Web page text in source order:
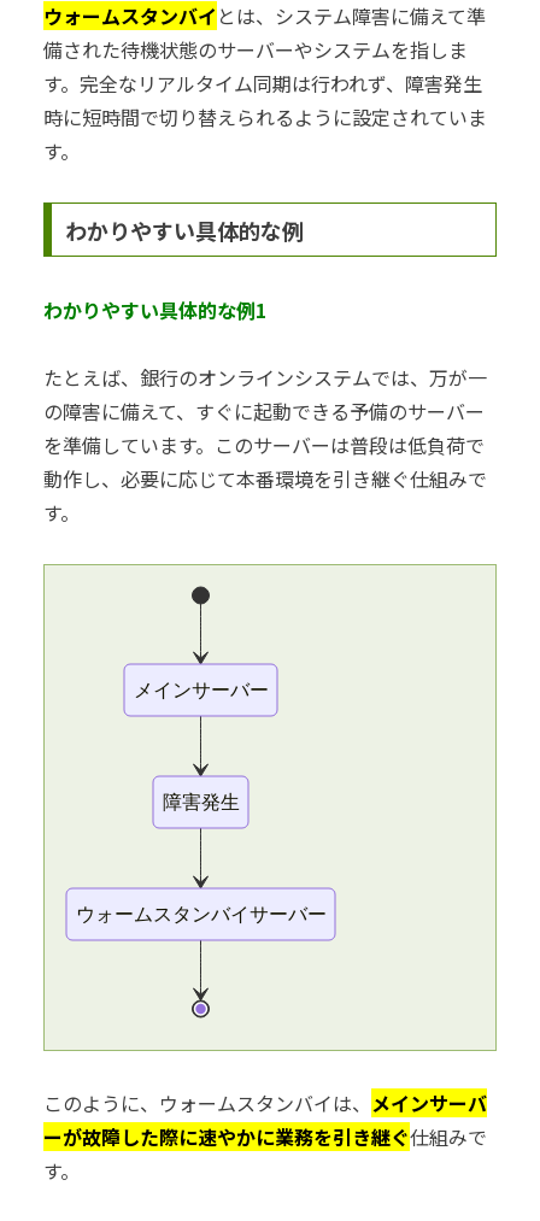
ウォームスタンバイ とは、システム障害に備えて準
備された待機状態のサーバーやシステムを指しま
す。完全なリアルタイム同期は行われず、障害発生
時に短時間で切り替えられるように設定されていま
す。
わかりやすい具体的な例
わかりやすい具体的な例1
たとえば、銀行のオンラインシステムでは、万が一
の障害に備えて、すぐに起動できる予備のサーバー
を準備しています。このサーバーは普段は低負荷で
動作し、必要に応じて本番環境を引き継ぐ仕組みで
す。
メインサーバー
障害発生
ウォームスタンバイサーバー
このように、ウォームスタンバイは、 メインサーバ
ーが故障した際に速やかに業務を引き継ぐ仕組みで
す。